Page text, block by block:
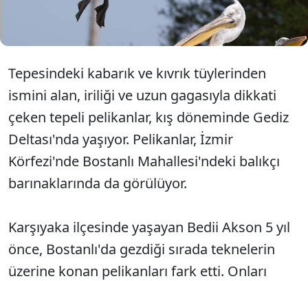
Tepesindeki kabarık ve kıvrık tüylerinden
ismini alan, iriliği ve uzun gagasıyla dikkati
çeken tepeli pelikanlar, kış döneminde Gediz
Deltası'nda yaşıyor. Pelikanlar, İzmir
Körfezi'nde Bostanlı Mahallesi'ndeki balıkçı
barınaklarında da görülüyor.
Karşıyaka ilçesinde yaşayan Bedii Akson 5 yıl
önce, Bostanlı'da gezdiği sırada teknelerin
üzerine konan pelikanları fark etti. Onları